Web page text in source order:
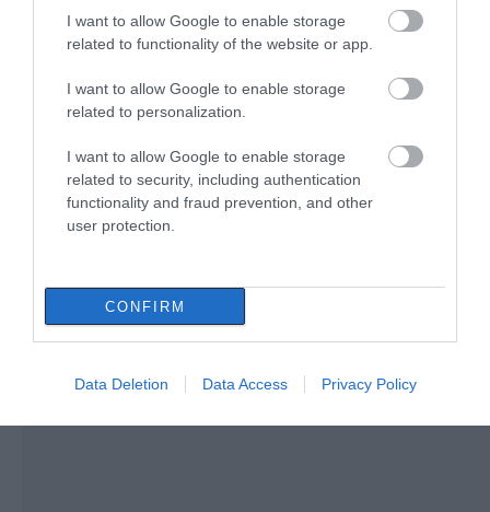
I want to allow Google to enable storage
related to functionality of the website or app.
I want to allow Google to enable storage
related to personalization.
I want to allow Google to enable storage
related to security, including authentication
functionality and fraud prevention, and other
user protection.
CONFIRM
Data Deletion Data Access Privacy Policy
Έκτακτη διακοπή νερού τώρα
στην παραλία Αυλίδας
γαστρονομίας – Σήμερα η μεγάλη
έναρξη!
07.08.2026 | 10:45
Εύβοιας;
07.08.2026 | 10:30
Δελφίνια κολυμπούν
δίπλα σε σκάφος
τουριστών – Δείτε
βίντεο
Ιός Δυτικού Νείλου: 65
κρούσματα στην
Ελλάδα – Έξι νεκροί και
20 ασθενείς σε